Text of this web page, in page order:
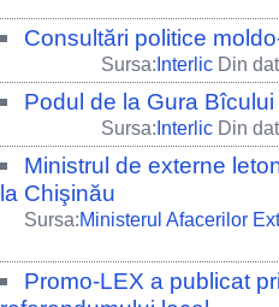
Consultări politice
Sursa:Interlic Din
Podul de la Gura
Sursa:Interlic Din
Ministrul de externe
la Chişinău
Sursa:Ministerul Afacerilor
Promo-LEX a publicat